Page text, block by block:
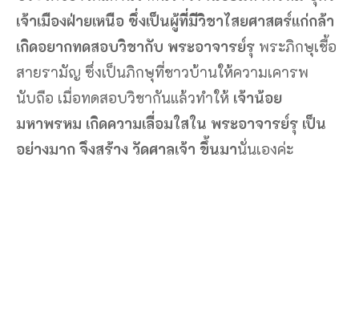
เจ้าเมืองฝ่ายเหนือ ซึ่งเป็นผู้ที่มีวิชาไสยศาสตร์แก่กล้า
เกิดอยากทดสอบวิชากับ พระอาจารย์รุ พระภิกษุเชื้อ
สายรามัญ ซึ่งเป็นภิกษุที่ชาวบ้านให้ความเคารพ
นับถือ เมื่อทดสอบวิชากันแล้วทำให้ เจ้าน้อย
มหาพรหม เกิดความเลื่อมใสใน พระอาจารย์รุ เป็น
อย่างมาก จึงสร้าง วัดศาลเจ้า ขึ้นมานั่นเองค่ะ